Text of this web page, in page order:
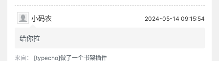
小码农 2024-05-14 09:15:54
给你拉
来自： [typecho]做了一个书架插件